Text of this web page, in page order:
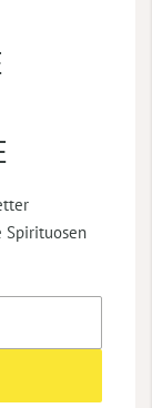
Spirituosen